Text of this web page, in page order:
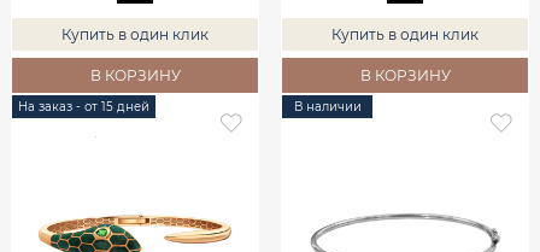
Купить в один клик
В КОРЗИНУ
Купить в один клик
В КОРЗИНУ
На заказ - от 15 дней В наличии